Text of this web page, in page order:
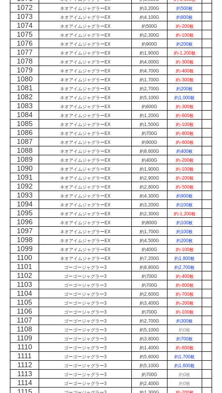
1072 ネオアイムジャグラーEX 約3,200G 約500枚
1073 ネオアイムジャグラーEX 約4,100G 約800枚
1074 ネオアイムジャグラーEX 約500G 約-200枚
1075 ネオアイムジャグラーEX 約2,300G 約-100枚
1076 ネオアイムジャグラーEX 約900G 約200枚
1077 ネオアイムジャグラーEX 約1,900G 約-1,200枚
1078 ネオアイムジャグラーEX 約4,000G 約-300枚
1079 ネオアイムジャグラーEX 約4,700G 約-400枚
1080 ネオアイムジャグラーEX 約1,700G 約-300枚
1081 ネオアイムジャグラーEX 約2,700G 約200枚
1082 ネオアイムジャグラーEX 約5,100G 約1,000枚
1083 ネオアイムジャグラーEX 約600G 約-300枚
1084 ネオアイムジャグラーEX 約1,200G 約-600枚
1085 ネオアイムジャグラーEX 約1,500G 約-100枚
1086 ネオアイムジャグラーEX 約700G 約-800枚
1087 ネオアイムジャグラーEX 約900G 約-600枚
1088 ネオアイムジャグラーEX 約8,600G 約400枚
1089 ネオアイムジャグラーEX 約400G 約-200枚
1090 ネオアイムジャグラーEX 約1,900G 約-100枚
1091 ネオアイムジャグラーEX 約2,900G 約-200枚
1092 ネオアイムジャグラーEX 約2,800G 約-500枚
1093 ネオアイムジャグラーEX 約4,300G 約900枚
1094 ネオアイムジャグラーEX 約3,200G 約100枚
1095 ネオアイムジャグラーEX 約2,300G 約-1,200枚
1096 ネオアイムジャグラーEX 約800G 約100枚
1097 ネオアイムジャグラーEX 約1,700G 約100枚
1098 ネオアイムジャグラーEX 約4,500G 約200枚
1099 ネオアイムジャグラーEX 約400G 約-100枚
1100 ネオアイムジャグラーEX 約7,200G 約1,800枚
1101 ゴーゴージャグラー3 約8,800G 約2,700枚
1102 ゴーゴージャグラー3 約700G 約-400枚
1103 ゴーゴージャグラー3 約700G 約-600枚
1104 ゴーゴージャグラー3 約2,600G 約-700枚
1105 ゴーゴージャグラー3 約3,400G 約-200枚
1106 ゴーゴージャグラー3 約700G 約-100枚
1107 ゴーゴージャグラー3 約2,700G 約300枚
1108 ゴーゴージャグラー3 約5,100G 約0枚
1109 ゴーゴージャグラー3 約3,800G 約700枚
1110 ゴーゴージャグラー3 約1,400G 約-600枚
1111 ゴーゴージャグラー3 約5,600G 約1,700枚
1112 ゴーゴージャグラー3 約5,100G 約1,600枚
1113 ゴーゴージャグラー3 約700G 約0枚
1114 ゴーゴージャグラー3 約2,400G 約0枚